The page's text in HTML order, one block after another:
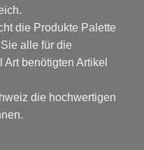
die Produkte Palette
alle für die
benötigten Artikel
die hochwertigen